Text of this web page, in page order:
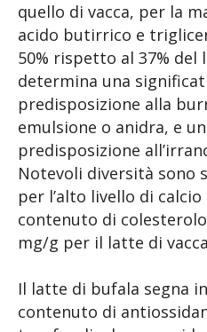
quello di vacca, per la
acido butirrico e
50% rispetto al 37% del
determina una
predisposizione alla
emulsione o anidra, e
predisposizione
Notevoli diversità sono
per l’alto livello di
contenuto di
mg/g per il latte di
Il latte di bufala segna
contenuto di